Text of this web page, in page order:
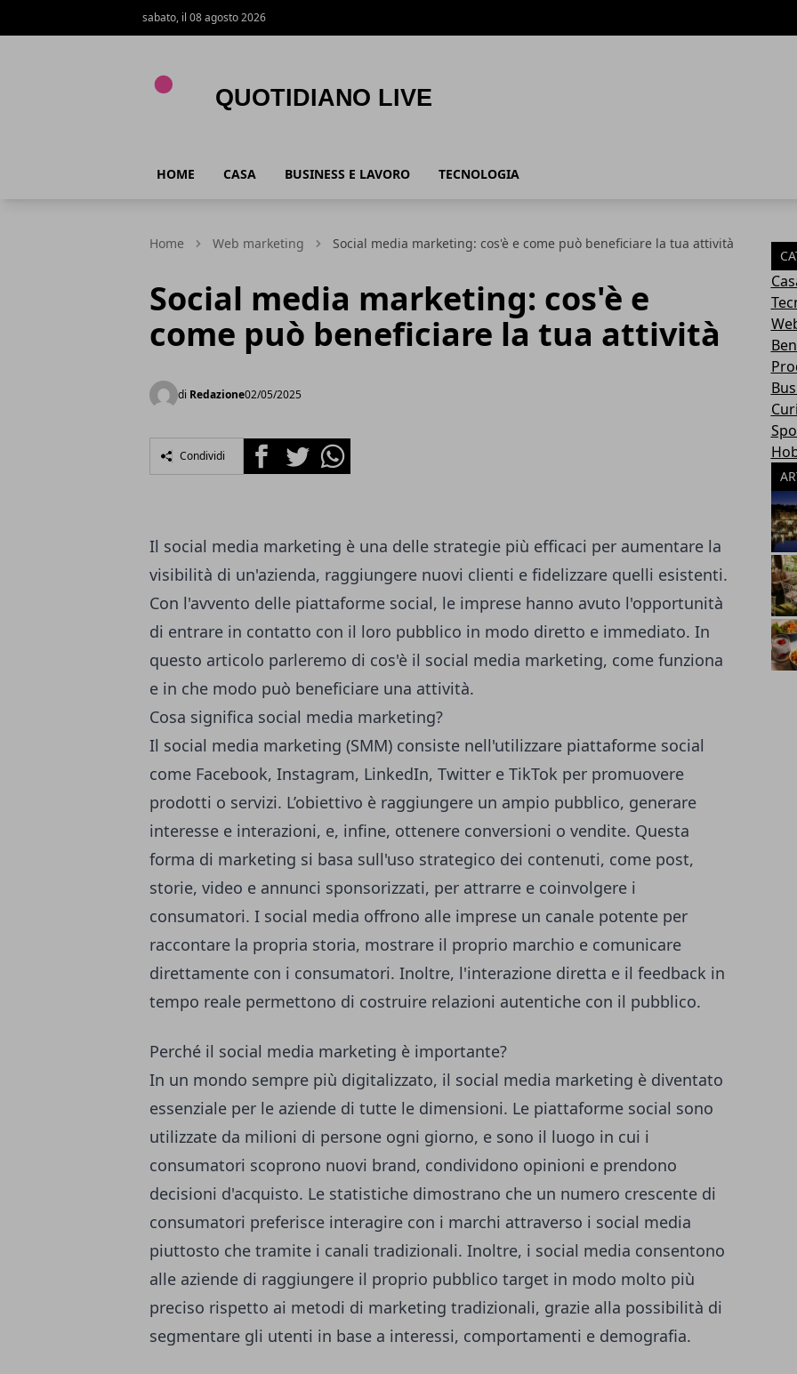
sabato, il 08 agosto 2026
HOME CASA BUSINESS E LAVORO TECNOLOGIA
Home Web marketing Social media marketing: cos'è e come può beneficiare la tua attività
Social media marketing: cos'è e
come può beneficiare la tua attività
di Redazione02/05/2025
Condividi FacebookTwitterWhatsapp
Il social media marketing è una delle strategie più efficaci per aumentare la
visibilità di un'azienda, raggiungere nuovi clienti e fidelizzare quelli esistenti.
Con l'avvento delle piattaforme social, le imprese hanno avuto l'opportunità
di entrare in contatto con il loro pubblico in modo diretto e immediato. In
questo articolo parleremo di cos'è il social media marketing, come funziona
e in che modo può beneficiare una attività.
Cosa significa social media marketing?
Il social media marketing (SMM) consiste nell'utilizzare piattaforme social
come Facebook, Instagram, LinkedIn, Twitter e TikTok per promuovere
prodotti o servizi. L’obiettivo è raggiungere un ampio pubblico, generare
interesse e interazioni, e, infine, ottenere conversioni o vendite. Questa
forma di marketing si basa sull'uso strategico dei contenuti, come post,
storie, video e annunci sponsorizzati, per attrarre e coinvolgere i
consumatori. I social media offrono alle imprese un canale potente per
raccontare la propria storia, mostrare il proprio marchio e comunicare
direttamente con i consumatori. Inoltre, l'interazione diretta e il feedback in
tempo reale permettono di costruire relazioni autentiche con il pubblico.
Perché il social media marketing è importante?
In un mondo sempre più digitalizzato, il social media marketing è diventato
essenziale per le aziende di tutte le dimensioni. Le piattaforme social sono
utilizzate da milioni di persone ogni giorno, e sono il luogo in cui i
consumatori scoprono nuovi brand, condividono opinioni e prendono
decisioni d'acquisto. Le statistiche dimostrano che un numero crescente di
consumatori preferisce interagire con i marchi attraverso i social media
piuttosto che tramite i canali tradizionali. Inoltre, i social media consentono
alle aziende di raggiungere il proprio pubblico target in modo molto più
preciso rispetto ai metodi di marketing tradizionali, grazie alla possibilità di
segmentare gli utenti in base a interessi, comportamenti e demografia.